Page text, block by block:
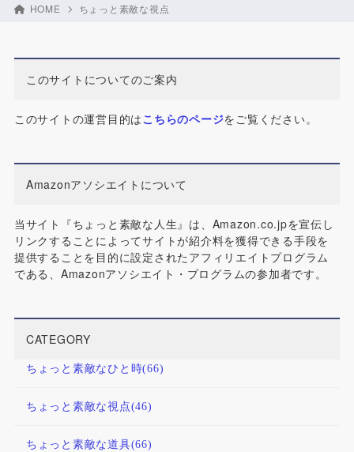
HOME ちょっと素敵な視点
このサイトについてのご案内
このサイトの運営目的はこちらのページをご覧ください。
Amazonアソシエイトについて
当サイト『ちょっと素敵な人生』は、Amazon.co.jpを宣伝し
リンクすることによってサイトが紹介料を獲得できる手段を
提供することを目的に設定されたアフィリエイトプログラム
である、Amazonアソシエイト・プログラムの参加者です。
CATEGORY
ちょっと素敵なひと時(66)
ちょっと素敵な視点(46)
ちょっと素敵な道具(66)